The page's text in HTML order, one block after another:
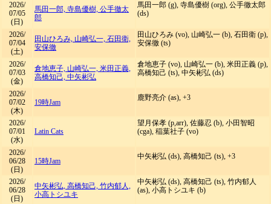
2026/
07/05
(日)
馬田一郎, 寺島優樹, 公手徹太
郎
馬田一郎 (g), 寺島優樹 (org), 公手徹太郎
(ds)
2026/
07/04
(土)
田山ひろみ, 山崎弘一, 石田衛,
安保徹
田山ひろみ (vo), 山崎弘一 (b), 石田衛 (p),
安保徹 (ts)
2026/
07/03
(金)
倉地恵子, 山崎弘一, 米田正義,
高橋知己, 中矢彬弘
倉地恵子 (vo), 山崎弘一 (b), 米田正義 (p),
高橋知己 (ts), 中矢彬弘 (ds)
2026/
07/02
(木)
19時Jam
鹿野亮介 (as), +3
2026/
07/01
(水)
Latin Cats
望月保孝 (p,arr), 佐藤忍 (b), 小田智昭
(cga), 稲葉社子 (vo)
2026/
06/28
(日)
15時Jam
中矢彬弘 (ds), 高橋知己 (ts), +3
2026/
06/28
(日)
中矢彬弘, 高橋知己, 竹内郁人,
小高トシユキ
中矢彬弘 (ds), 高橋知己 (ts), 竹内郁人
(as), 小高トシユキ (b)